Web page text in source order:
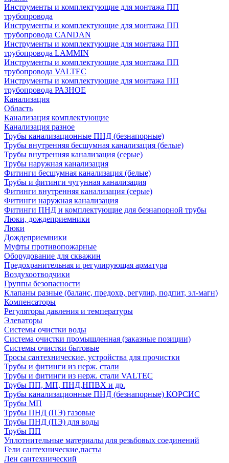
Инструменты и комплектующие для монтажа ПП
трубопровода
Инструменты и комплектующие для монтажа ПП
трубопровода CANDAN
Инструменты и комплектующие для монтажа ПП
трубопровода LAMMIN
Инструменты и комплектующие для монтажа ПП
трубопровода VALTEC
Инструменты и комплектующие для монтажа ПП
трубопровода РАЗНОЕ
Канализация
Область
Канализация комплектующие
Канализация разное
Трубы канализационные ПНД (безнапорные)
Трубы внутренняя бесшумная канализация (белые)
Трубы внутренняя канализация (серые)
Трубы наружная канализация
Фитинги бесшумная канализация (белые)
Трубы и фитинги чугунная канализация
Фитинги внутренняя канализация (серые)
Фитинги наружная канализация
Фитинги ПНД и комплектующие для безнапорной трубы
Люки, дождеприемники
Люки
Дождеприемники
Муфты противопожарные
Оборудование для скважин
Предохранительная и регулирующая арматура
Воздухоотводчики
Группы безопасности
Клапаны разные (баланс, предохр, регулир, подпит, эл-магн)
Компенсаторы
Регуляторы давления и температуры
Элеваторы
Системы очистки воды
Система очистки промышленная (заказные позиции)
Системы очистки бытовые
Тросы сантехнические, устройства для прочистки
Трубы и фитинги из нерж. стали
Трубы и фитинги из нерж. стали VALTEC
Трубы ПП, МП, ПНД,НПВХ и др.
Трубы канализационные ПНД (безнапорные) КОРСИС
Трубы МП
Трубы ПНД (ПЭ) газовые
Трубы ПНД (ПЭ) для воды
Трубы ПП
Уплотнительные материалы для резьбовых соединений
Гели сантехнические,пасты
Лен сантехнический